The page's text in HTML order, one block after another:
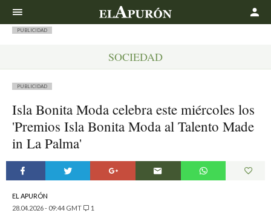
PUBLICIDAD
SOCIEDAD
PUBLICIDAD
Isla Bonita Moda celebra este miércoles los
'Premios Isla Bonita Moda al Talento Made
in La Palma'
EL APURÓN
28.04.2026 - 09:44 GMT
1